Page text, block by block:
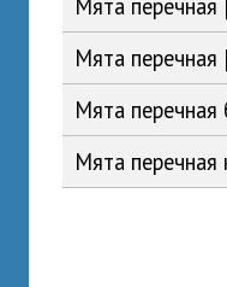
Мята
Мята
Мята
Мята